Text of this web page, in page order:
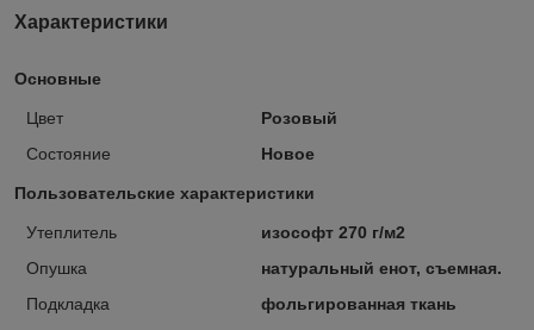
Характеристики
Основные
Цвет
Розовый
Состояние
Новое
Пользовательские характеристики
Утеплитель
изософт 270 г/м2
Опушка
натуральный енот, съемная.
Подкладка
фольгированная ткань